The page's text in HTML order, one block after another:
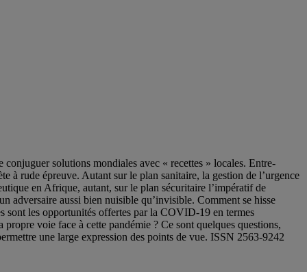
solutions mondiales avec « recettes » locales. Entre-
à rude épreuve. Autant sur le plan sanitaire, la gestion de l’urgence
en Afrique, autant, sur le plan sécuritaire l’impératif de
adversaire aussi bien nuisible qu’invisible. Comment se hisse
sont les opportunités offertes par la COVID-19 en termes
voie face à cette pandémie ? Ce sont quelques questions,
une large expression des points de vue. ISSN 2563-9242